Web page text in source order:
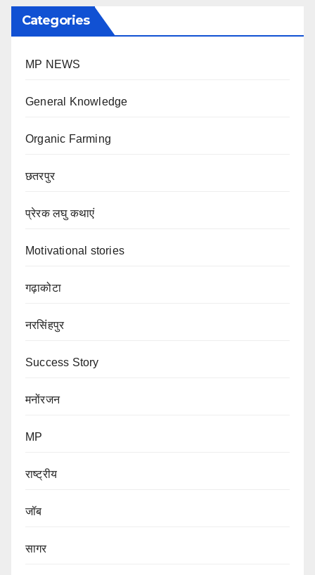
Categories
MP NEWS
General Knowledge
Organic Farming
छतरपुर
प्रेरक लघु कथाएं
Motivational stories
गढ़ाकोटा
नरसिंहपुर
Success Story
मनोंरजन
MP
राष्ट्रीय
जॉब
सागर